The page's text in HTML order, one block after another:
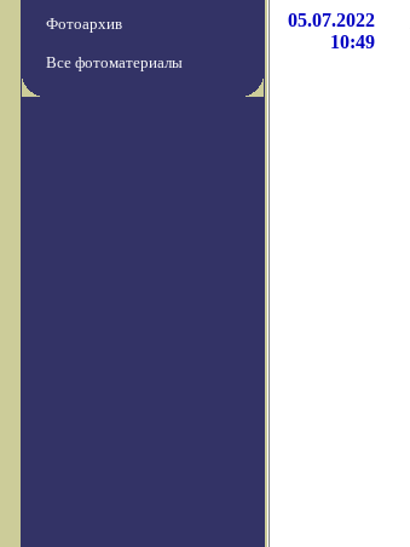
Фотоархив
Все фотоматериалы
05.07.2022
10:49